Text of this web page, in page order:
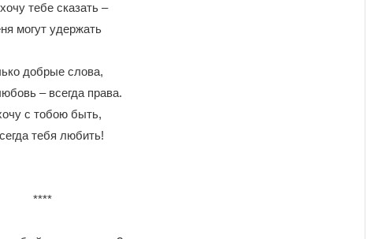
тебе сказать –
могут удержать
добрые слова,
– всегда права.
с тобою быть,
тебя любить!
****